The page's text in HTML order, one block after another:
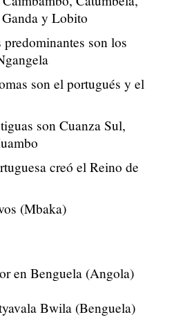
y Lobito
son los
son el portugués y el
son Cuanza Sul,
creó el Reino de
(Mbaka)
en Benguela (Angola)
Bwila (Benguela)